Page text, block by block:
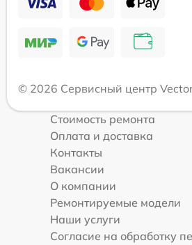
© 2026 Сервисный центр
Стоимость ремонта
Оплата и доставка
Контакты
Вакансии
О компании
Ремонтируемые модели
Наши услуги
Согласие на обработку